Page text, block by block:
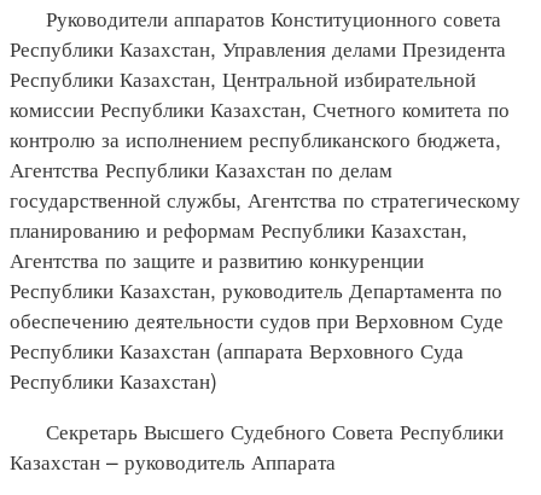
Руководители аппаратов Конституционного совета
Республики Казахстан, Управления делами Президента
Республики Казахстан, Центральной избирательной
комиссии Республики Казахстан, Счетного комитета по
контролю за исполнением республиканского бюджета,
Агентства Республики Казахстан по делам
государственной службы, Агентства по стратегическому
планированию и реформам Республики Казахстан,
Агентства по защите и развитию конкуренции
Республики Казахстан, руководитель Департамента по
обеспечению деятельности судов при Верховном Суде
Республики Казахстан (аппарата Верховного Суда
Республики Казахстан)
Секретарь Высшего Судебного Совета Республики
Казахстан – руководитель Аппарата